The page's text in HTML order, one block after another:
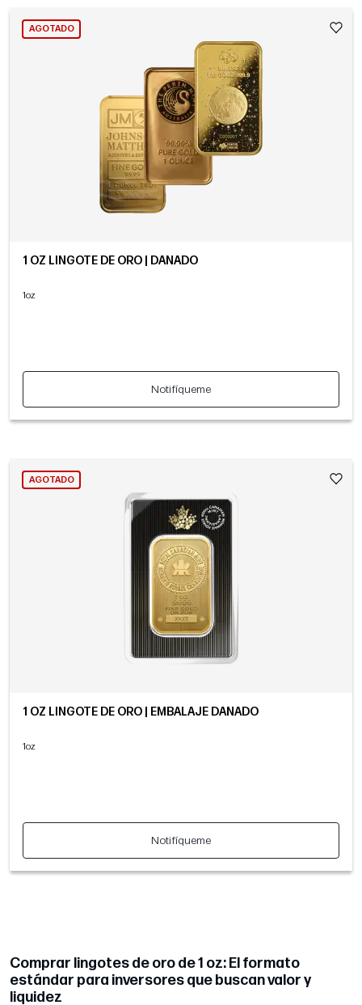
AGOTADO
1 OZ LINGOTE DE ORO | DAÑADO
1oz
Notifíqueme
AGOTADO
1 OZ LINGOTE DE ORO | EMBALAJE DAÑADO
1oz
Notifíqueme
Comprar lingotes de oro de 1 oz: El formato
estándar para inversores que buscan valor y
liquidez